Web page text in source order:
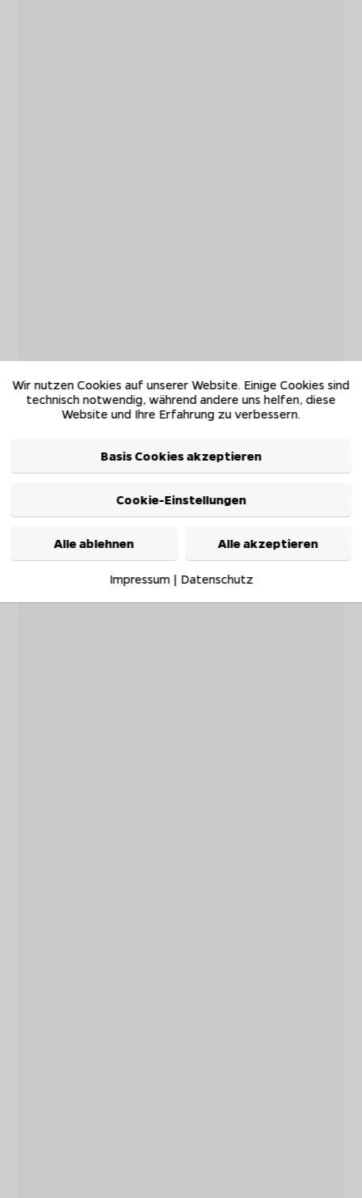
Wir nutzen Cookies auf unserer Website. Einige Cookies sind
technisch notwendig, während andere uns helfen, diese
Website und Ihre Erfahrung zu verbessern.
Basis Cookies akzeptieren
Cookie-Einstellungen
Alle ablehnen Alle akzeptieren
Impressum| Datenschutz